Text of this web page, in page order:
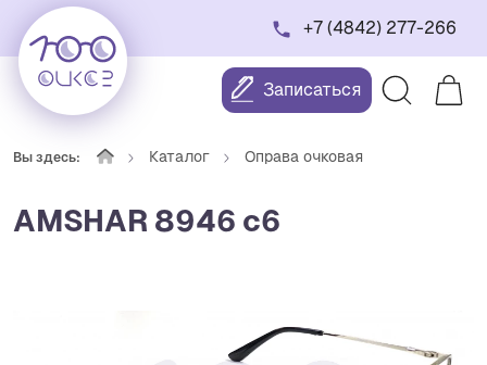
+7 (4842) 277-266
Записаться
Вы здесь: Каталог Оправа очковая
AMSHAR 8946 c6